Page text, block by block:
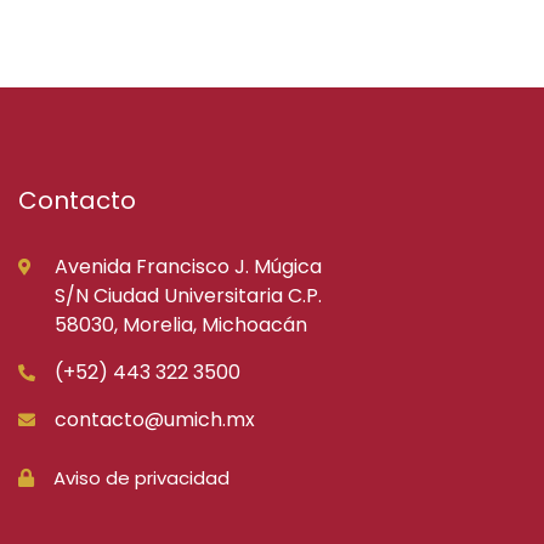
Contacto
Avenida Francisco J. Múgica
S/N Ciudad Universitaria C.P.
58030, Morelia, Michoacán
(+52) 443 322 3500
contacto@umich.mx
Aviso de privacidad